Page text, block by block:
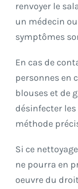
renvoyer le
un médecin
symptômes
En cas de
personnes en
blouses et de
désinfecter
méthode
Si ce
ne pourra en
oeuvre du